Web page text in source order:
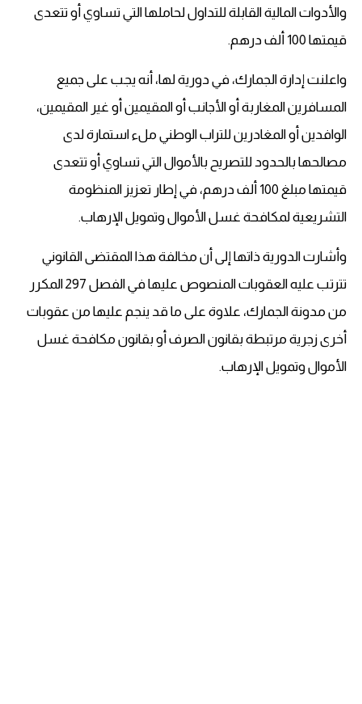
والأدوات المالية القابلة للتداول لحاملها التي تساوي أو تتعدى
قيمتها 100 ألف درهم.
واعلنت إدارة الجمارك، في دورية لها، أنه يجب على جميع
المسافرين المغاربة أو الأجانب أو المقيمين أو غير المقيمين،
الوافدين أو المغادرين للتراب الوطني ملء استمارة لدى
مصالحها بالحدود للتصريح بالأموال التي تساوي أو تتعدى
قيمتها مبلغ 100 ألف درهم، في إطار تعزيز المنظومة
التشريعية لمكافحة غسل الأموال وتمويل الإرهاب.
وأشارت الدورية ذاتها إلى أن مخالفة هذا المقتضى القانوني
تترتب عليه العقوبات المنصوص عليها في الفصل 297 المكرر
من مدونة الجمارك، علاوة على ما قد ينجم عليها من عقوبات
أخرى زجرية مرتبطة بقانون الصرف أو بقانون مكافحة غسل
الأموال وتمويل الإرهاب.